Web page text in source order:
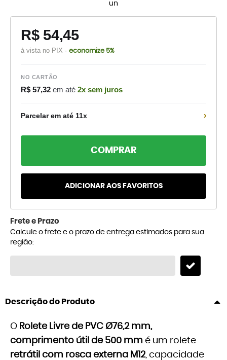
un
R$ 54,45
à vista no PIX · economize 5%
NO CARTÃO
R$ 57,32 em até 2x sem juros
Parcelar em até 11x ›
COMPRAR
ADICIONAR AOS FAVORITOS
Frete e Prazo
Calcule o frete e o prazo de entrega estimados para sua
região:
Descrição do Produto
O Rolete Livre de PVC Ø76,2 mm,
comprimento útil de 500 mm é um rolete
retrátil com rosca externa M12, capacidade